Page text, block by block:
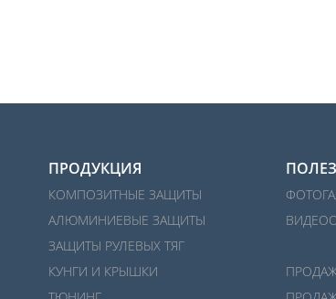
ПРОДУКЦИЯ
КОМПОЗИТНЫЕ ЗАЩИТЫ
АЛЮМИНИЕВЫЕ ЗАЩИТЫ
ЗАЩИТЫ РУЛЕВЫХ ТЯГ
КУНГИ И КРЫШКИ